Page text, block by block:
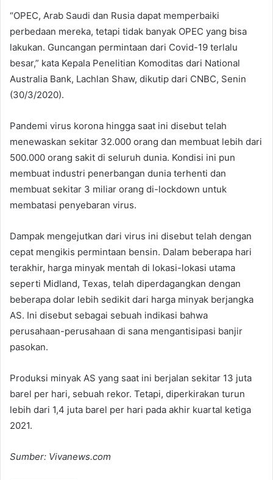
“OPEC, Arab Saudi dan Rusia dapat memperbaiki
perbedaan mereka, tetapi tidak banyak OPEC yang bisa
lakukan. Guncangan permintaan dari Covid-19 terlalu
besar,” kata Kepala Penelitian Komoditas dari National
Australia Bank, Lachlan Shaw, dikutip dari CNBC, Senin
(30/3/2020).
Pandemi virus korona hingga saat ini disebut telah
menewaskan sekitar 32.000 orang dan membuat lebih dari
500.000 orang sakit di seluruh dunia. Kondisi ini pun
membuat industri penerbangan dunia terhenti dan
membuat sekitar 3 miliar orang di-lockdown untuk
membatasi penyebaran virus.
Dampak mengejutkan dari virus ini disebut telah dengan
cepat mengikis permintaan bensin. Dalam beberapa hari
terakhir, harga minyak mentah di lokasi-lokasi utama
seperti Midland, Texas, telah diperdagangkan dengan
beberapa dolar lebih sedikit dari harga minyak berjangka
AS. Ini disebut sebagai sebuah indikasi bahwa
perusahaan-perusahaan di sana mengantisipasi banjir
pasokan.
Produksi minyak AS yang saat ini berjalan sekitar 13 juta
barel per hari, sebuah rekor. Tetapi, diperkirakan turun
lebih dari 1,4 juta barel per hari pada akhir kuartal ketiga
2021.
Sumber: Vivanews.com